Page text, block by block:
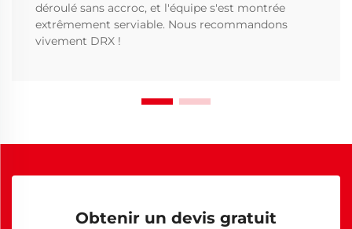
déroulé sans accroc, et l'équipe s'est montrée
extrêmement serviable. Nous recommandons
vivement DRX !
Obtenir un devis gratuit